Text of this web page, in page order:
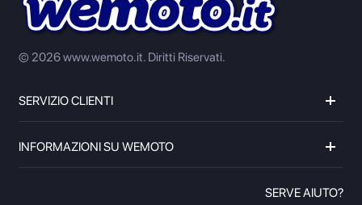
© 2026 www.wemoto.it. Diritti Riservati.
SERVIZIO CLIENTI
INFORMAZIONI SU WEMOTO
SERVE AIUTO?